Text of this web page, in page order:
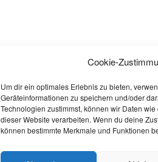
Cookie-
Um dir ein optimales Erlebnis zu bieten,
Geräteinformationen zu speichern und/oder
Technologien zustimmst, können wir Daten
dieser Website verarbeiten. Wenn du deine
können bestimmte Merkmale und Funktionen